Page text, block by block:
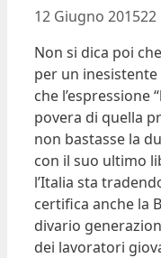
12 Giugno 201522
Non si dica poi
per un
che l’espressione
povera di quella
non bastasse la
con il suo ultimo
l’Italia sta
certifica anche la
divario
dei lavoratori